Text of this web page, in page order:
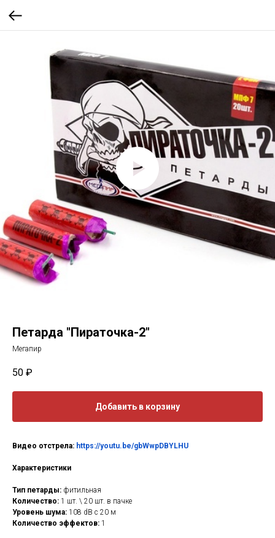
Петарда "Пираточка-2"
Мегапир
50 ₽
Добавить в корзину
Видео отстрела: https://youtu.be/gbWwpDBYLHU
Характеристики
Тип петарды: фитильная
Количество: 1 шт. \ 20 шт. в пачке
Уровень шума: 108 dB с 20 м
Количество эффектов: 1